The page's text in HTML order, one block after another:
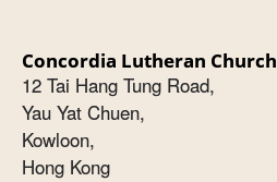
Concordia Lutheran Church
12 Tai Hang Tung Road,
Yau Yat Chuen,
Kowloon,
Hong Kong